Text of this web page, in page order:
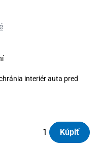
interiér auta pred
Kúpiť